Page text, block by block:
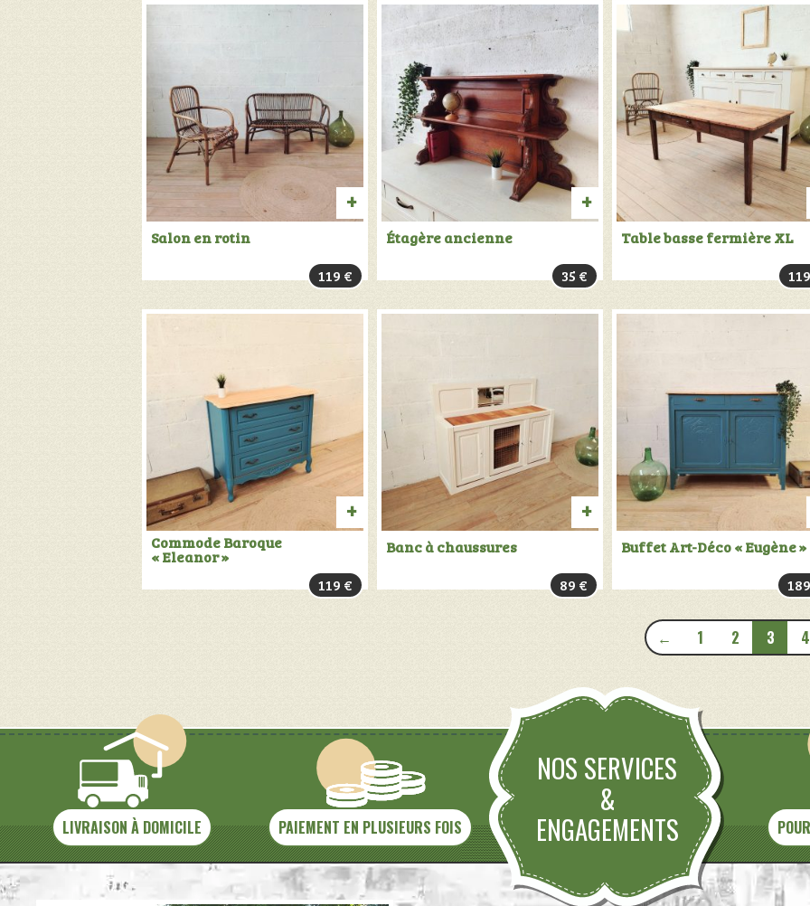
AJOUTER
PANIER
Salon en rotin
119 €
AJOUTER
PANIER
Étagère ancienne
35 €
Table basse fermière XL
119
AJOUTER
PANIER
Commode Baroque
« Eleanor »
119 €
AJOUTER
PANIER
Banc à chaussures
89 €
Buffet Art-Déco « Eugène »
189
← 1 2 3 4
LIVRAISON À DOMICILE PAIEMENT EN PLUSIEURS FOIS
NOS SERVICES
&
ENGAGEMENTS